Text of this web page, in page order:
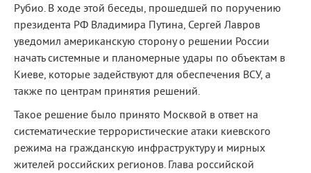
Рубио. В ходе этой беседы, прошедшей по поручению
президента РФ Владимира Путина, Сергей Лавров
уведомил американскую сторону о решении России
начать системные и планомерные удары по объектам в
Киеве, которые задействуют для обеспечения ВСУ, а
также по центрам принятия решений.
Такое решение было принято Москвой в ответ на
систематические террористические атаки киевского
режима на гражданскую инфраструктуру и мирных
жителей российских регионов. Глава российской